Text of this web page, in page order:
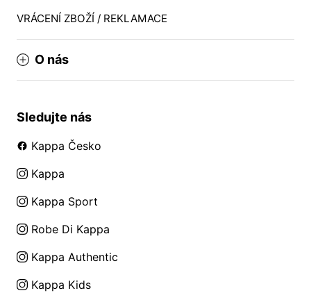
VRÁCENÍ ZBOŽÍ / REKLAMACE
O nás
Sledujte nás
Kappa Česko
Kappa
Kappa Sport
Robe Di Kappa
Kappa Authentic
Kappa Kids